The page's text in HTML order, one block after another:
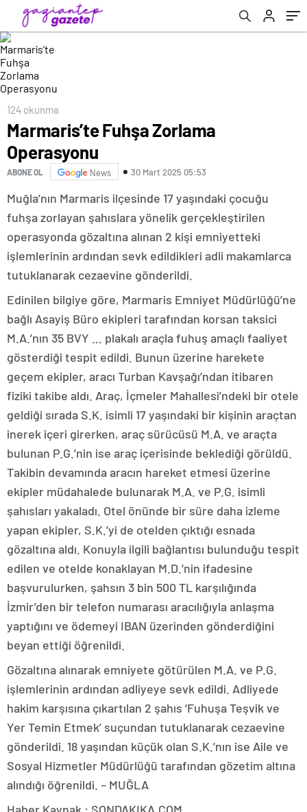
124 okunma
Marmaris’te Fuhşa Zorlama
Operasyonu
ABONE OL News 30 Mart 2025 05:53
Muğla’nın Marmaris ilçesinde 17 yaşındaki çocuğu
fuhşa zorlayan şahıslara yönelik gerçekleştirilen
operasyonda gözaltına alınan 2 kişi emniyetteki
işlemlerinin ardından sevk edildikleri adli makamlarca
tutuklanarak cezaevine gönderildi.
Edinilen bilgiye göre, Marmaris Emniyet Müdürlüğü’ne
bağlı Asayiş Büro ekipleri tarafından korsan taksici
M.A.’nın 35 BVY … plakalı araçla fuhuş amaçlı faaliyet
gösterdiği tespit edildi. Bunun üzerine harekete
geçem ekipler, aracı Turban Kavşağı’ndan itibaren
fiziki takibe aldı. Araç, İçmeler Mahallesi’ndeki bir otele
geldiği sırada S.K. isimli 17 yaşındaki bir kişinin araçtan
inerek içeri girerken, araç sürücüsü M.A. ve araçta
bulunan P.G.’nin ise araç içerisinde beklediği görüldü.
Takibin devamında aracın hareket etmesi üzerine
ekipler müdahalede bulunarak M.A. ve P.G. isimli
şahısları yakaladı. Otel önünde bir süre daha izleme
yapan ekipler, S.K.’yi de otelden çıktığı esnada
gözaltına aldı. Konuyla ilgili bağlantısı bulunduğu tespit
edilen ve otelde konaklayan M.D.’nin ifadesine
başvurulurken, şahsın 3 bin 500 TL karşılığında
İzmir’den bir telefon numarası aracılığıyla anlaşma
yaptığını ve ödemeyi IBAN üzerinden gönderdiğini
beyan ettiği öğrenildi.
Gözaltına alınarak emniyete götürülen M.A. ve P.G.
işlemlerinin ardından adliyeye sevk edildi. Adliyede
hakim karşısına çıkartılan 2 şahıs ‘Fuhuşa Teşvik ve
Yer Temin Etmek’ suçundan tutuklanarak cezaevine
gönderildi. 18 yaşından küçük olan S.K.’nın ise Aile ve
Sosyal Hizmetler Müdürlüğü tarafından gözetim altına
alındığı öğrenildi. – MUĞLA